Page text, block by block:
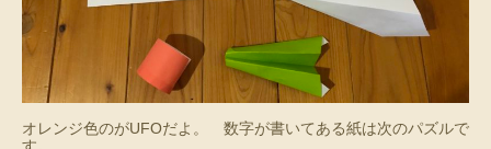
オレンジ色のがUFOだよ。 数字が書いてある紙は次のパズルで